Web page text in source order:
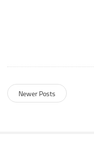
Newer Posts